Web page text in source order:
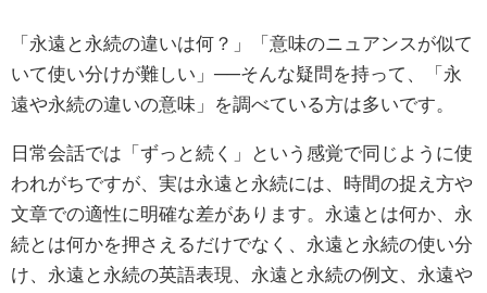
「永遠と永続の違いは何？」「意味のニュアンスが似て
いて使い分けが難しい」──そんな疑問を持って、「永
遠や永続の違いの意味」を調べている方は多いです。
日常会話では「ずっと続く」という感覚で同じように使
われがちですが、実は永遠と永続には、時間の捉え方や
文章での適性に明確な差があります。永遠とは何か、永
続とは何かを押さえるだけでなく、永遠と永続の使い分
け、永遠と永続の英語表現、永遠と永続の例文、永遠や